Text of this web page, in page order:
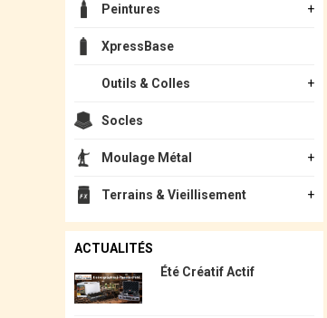
Peintures
XpressBase
Outils & Colles
Socles
Moulage Métal
Terrains & Vieillisement
ACTUALITÉS
Été Créatif Actif